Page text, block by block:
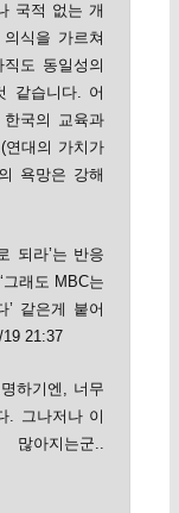
국적 없는 개
식을 가르쳐
도 동일성의
같습니다. 어
국의 교육과
대의 가치가
욕망은 강해
되라’는 반응
래도 MBC는
’ 같은게 붙어
21:37
하기엔, 너무
. 그나저나 이
아지는군..